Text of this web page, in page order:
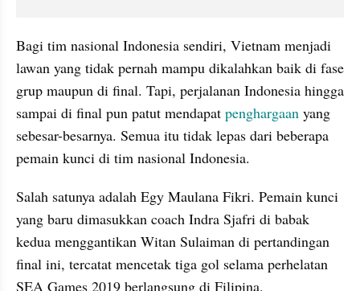
Bagi tim nasional Indonesia sendiri, Vietnam menjadi
lawan yang tidak pernah mampu dikalahkan baik di fase
grup maupun di final. Tapi, perjalanan Indonesia hingga
sampai di final pun patut mendapat penghargaan yang
sebesar-besarnya. Semua itu tidak lepas dari beberapa
pemain kunci di tim nasional Indonesia.
Salah satunya adalah Egy Maulana Fikri. Pemain kunci
yang baru dimasukkan coach Indra Sjafri di babak
kedua menggantikan Witan Sulaiman di pertandingan
final ini, tercatat mencetak tiga gol selama perhelatan
SEA Games 2019 berlangsung di Filipina.